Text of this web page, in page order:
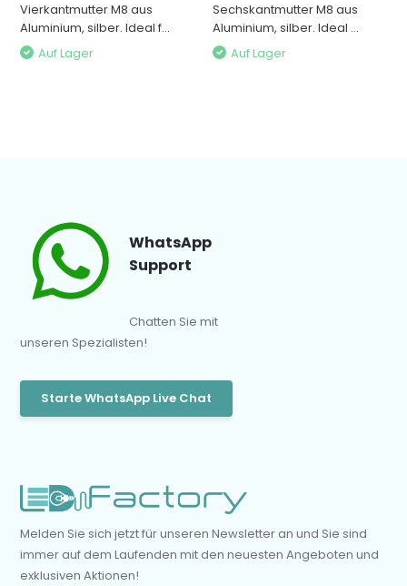
Vierkantmutter M8 aus
Aluminium, silber. Ideal f...
Auf Lager
Sechskantmutter M8 aus
Aluminium, silber. Ideal ...
Auf Lager
WhatsApp
Support
Chatten Sie mit
unseren Spezialisten!
Starte WhatsApp Live Chat
Melden Sie sich jetzt für unseren Newsletter an und Sie sind
immer auf dem Laufenden mit den neuesten Angeboten und
exklusiven Aktionen!